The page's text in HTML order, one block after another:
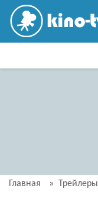
Главная » Трейлеры